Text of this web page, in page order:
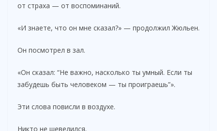
от страха — от воспоминаний.
«И знаете, что он мне сказал?» — продолжил Жюльен.
Он посмотрел в зал.
«Он сказал: “Не важно, насколько ты умный. Если ты
забудешь быть человеком — ты проиграешь”».
Эти слова повисли в воздухе.
Никто не шевелился.